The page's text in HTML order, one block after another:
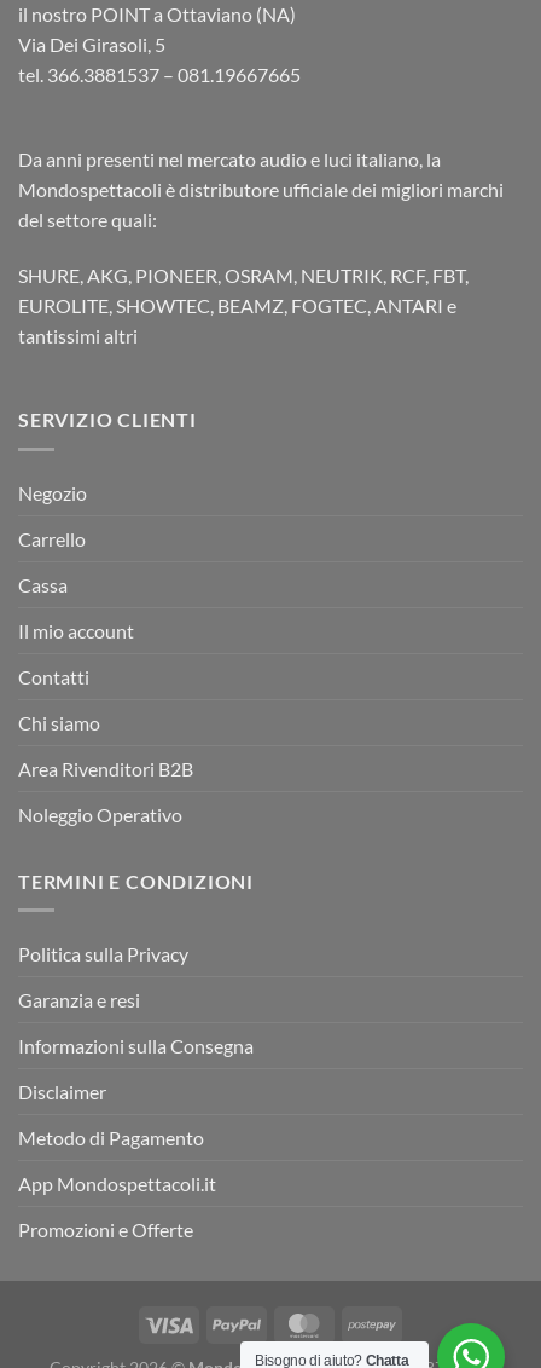
il nostro POINT a Ottaviano (NA)
Via Dei Girasoli, 5
tel. 366.3881537 – 081.19667665
Da anni presenti nel mercato audio e luci italiano, la
Mondospettacoli è distributore ufficiale dei migliori marchi
del settore quali:
SHURE, AKG, PIONEER, OSRAM, NEUTRIK, RCF, FBT,
EUROLITE, SHOWTEC, BEAMZ, FOGTEC, ANTARI e
tantissimi altri
SERVIZIO CLIENTI
Negozio
Carrello
Cassa
Il mio account
Contatti
Chi siamo
Area Rivenditori B2B
Noleggio Operativo
TERMINI E CONDIZIONI
Politica sulla Privacy
Garanzia e resi
Informazioni sulla Consegna
Disclaimer
Metodo di Pagamento
App Mondospettacoli.it
Promozioni e Offerte
Bisogno di aiuto? Chatta